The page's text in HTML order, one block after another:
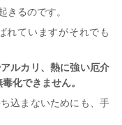
きるのです。
れていますがそれでも
ルカリ、熱に強い厄介
化できません。
込まないためにも、手